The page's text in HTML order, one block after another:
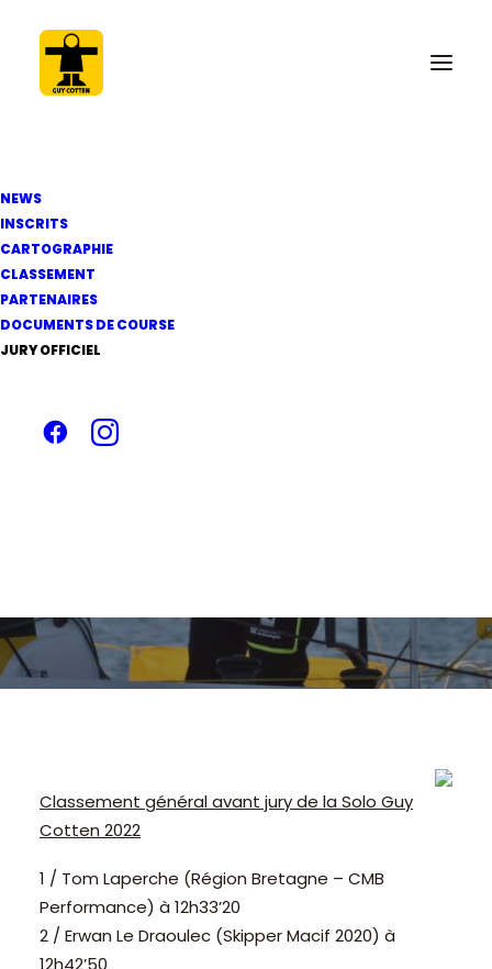
NEWS
INSCRITS
CARTOGRAPHIE
CLASSEMENT
PARTENAIRES
DOCUMENTS DE COURSE
JURY OFFICIELOrdre d'arrivée de la
Classement général avant jury de la Solo Guy
Cotten 2022
1 / Tom Laperche (Région Bretagne – CMB
Performance) à 12h33’20
2 / Erwan Le Draoulec (Skipper Macif 2020) à
12h42’50